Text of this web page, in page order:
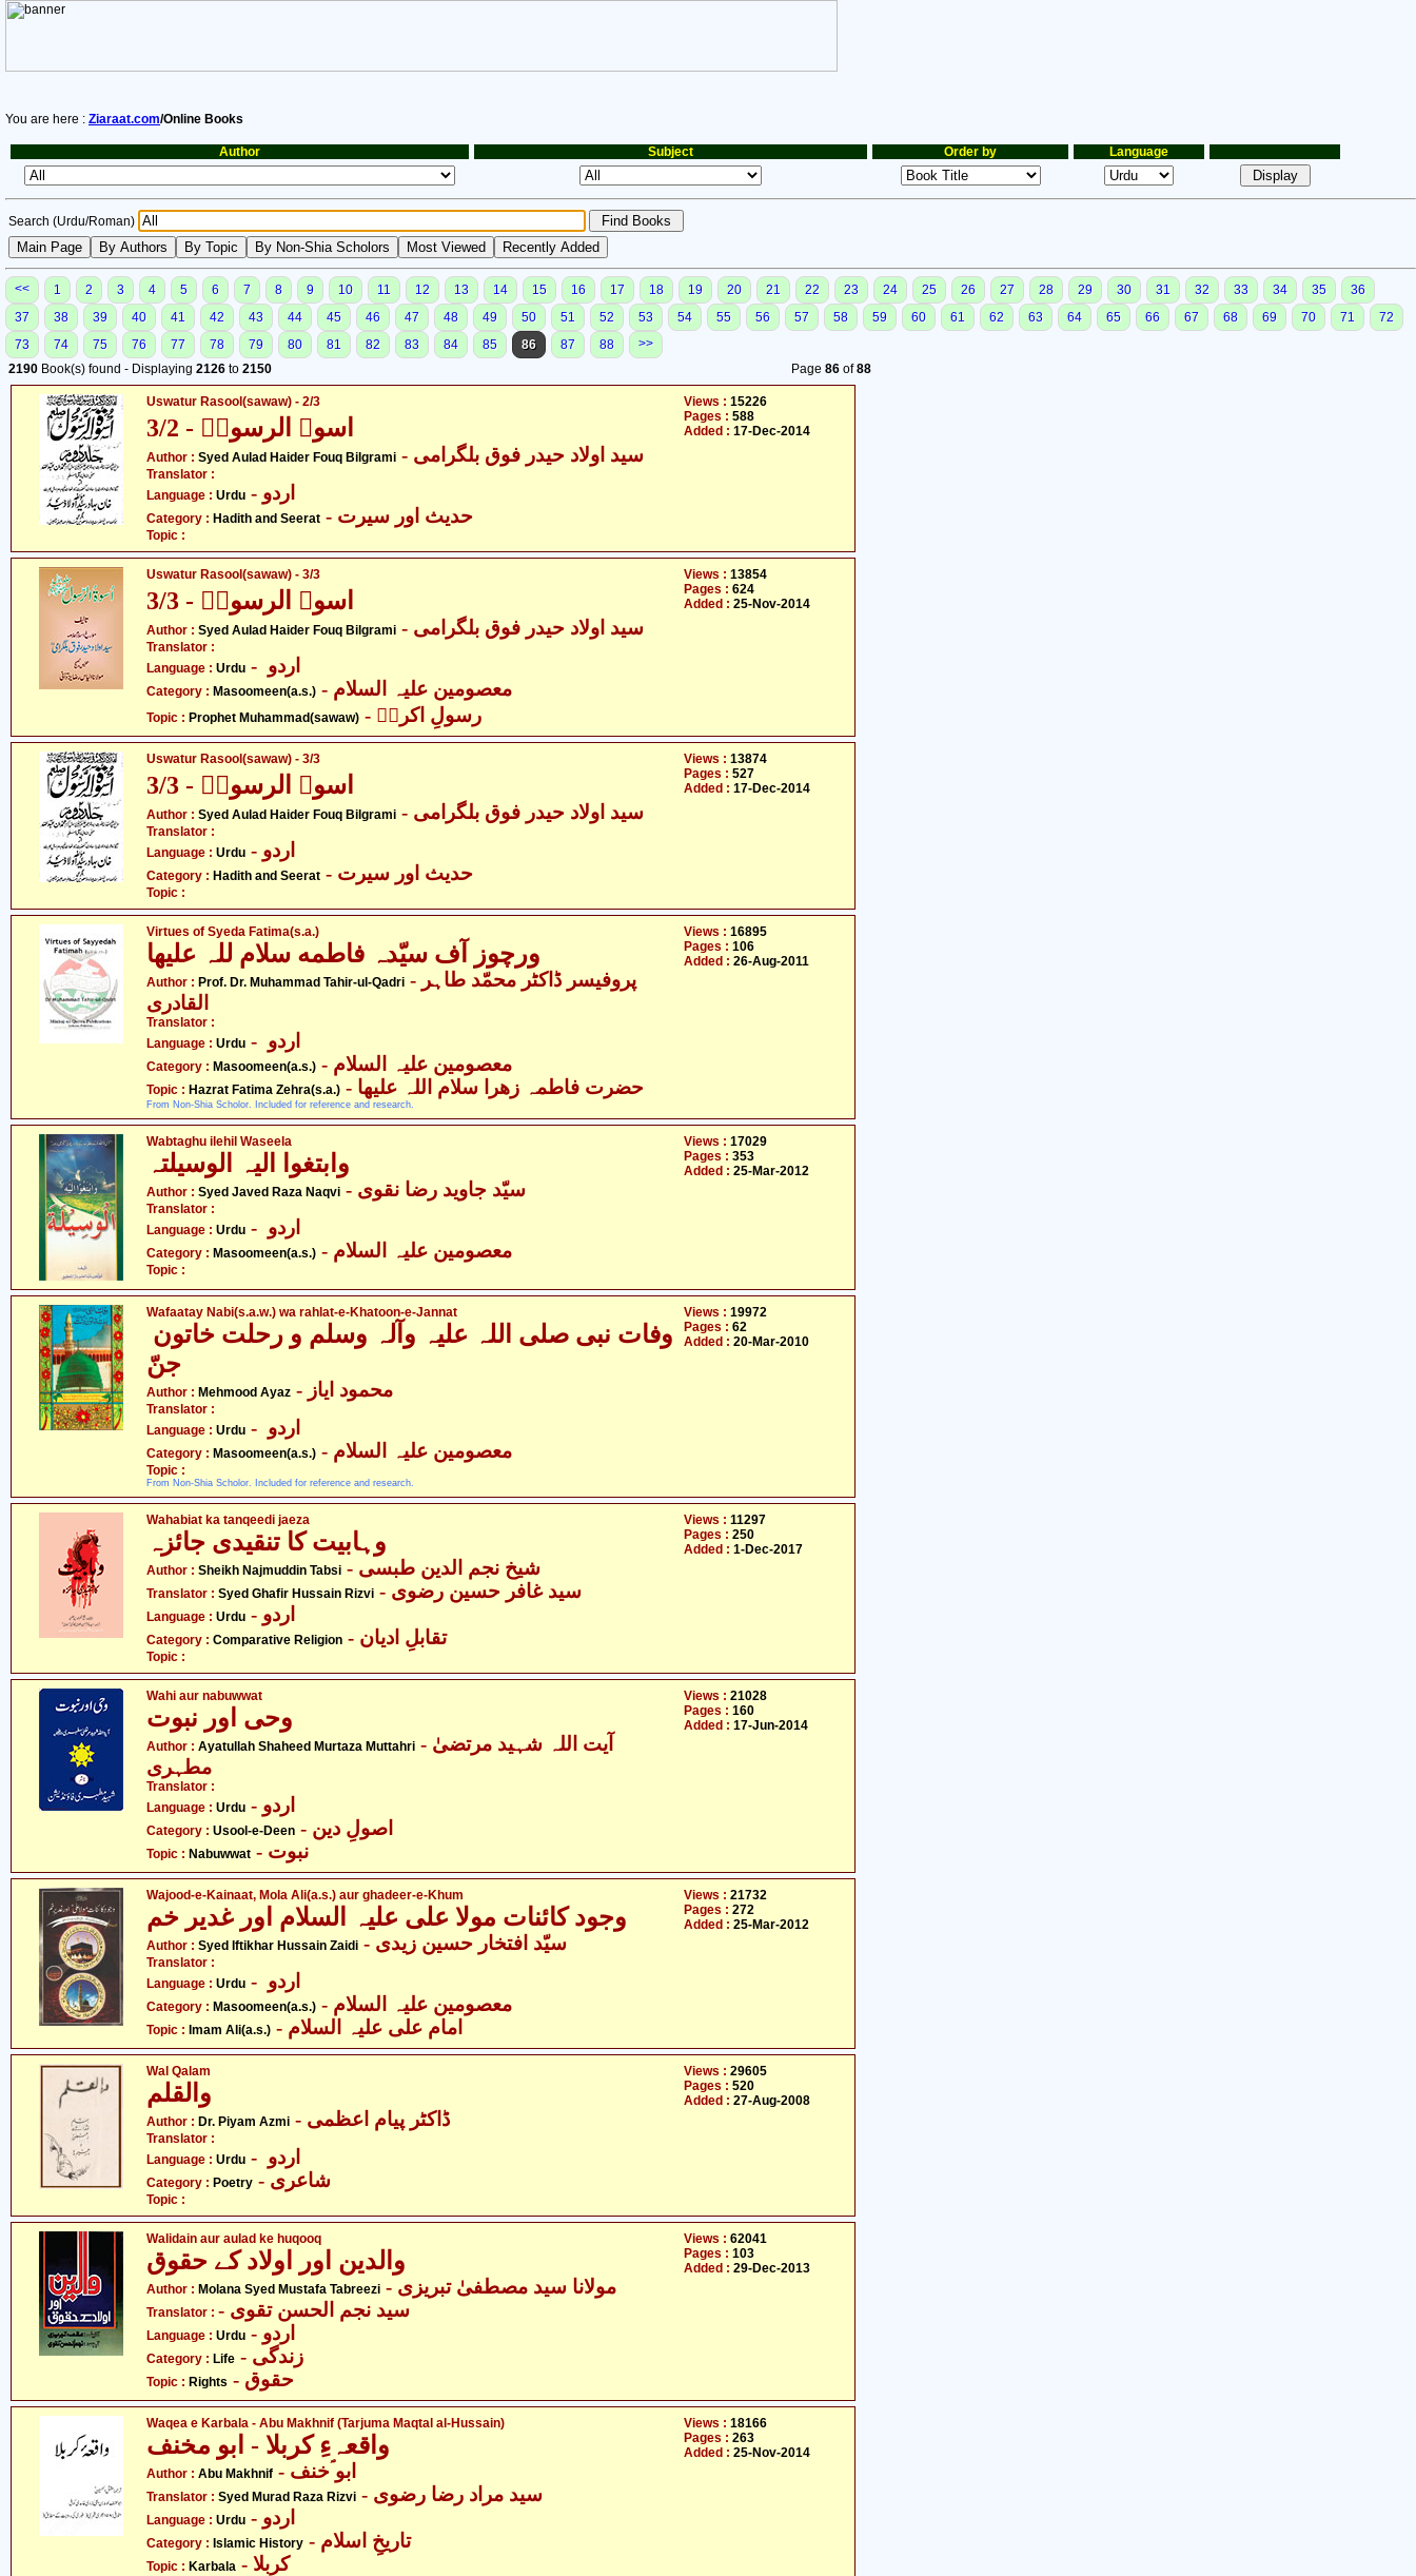
You are here : Ziaraat.com/Online Books
Author Subject Order by Language
Search (Urdu/Roman)
<< 1 2 3 4 5 6 7 8 9 10 11 12 13 14 15 16 17 18 19 20 21 22 23 24 25 26 27 28 29 30 31 32 33 34 35
36
37
38 39 40 41 42 43 44 45 46 47 48 49 50 51 52 53 54 55 56 57 58 59 60 61 62 63 64 65 66 67 68 69 70 71
72
73
74 75 76 77 78 79 80 81 82 83 84 85 86 87 88
>>
2190 Book(s) found - Displaying 2126 to 2150 Page 86of88
Uswatur Rasool(sawaw) - 2/3
اسوۃ الرسولؐ - 3/2
Author : Syed Aulad Haider Fouq Bilgrami - سید اولاد حیدر فوق بلگرامی
Translator :
Language : Urdu - اردو
Category : Hadith and Seerat - حدیث اور سیرت
Topic :
Views : 15226
Pages : 588
Added : 17-Dec-2014
Uswatur Rasool(sawaw) - 3/3
اسوۃ الرسولؐ - 3/3
Author : Syed Aulad Haider Fouq Bilgrami - سید اولاد حیدر فوق بلگرامی
Translator :
Language : Urdu
Category : Masoomeen(a.s.)
Topic : Prophet Muhammad(sawaw) - رسولِ اکرمؐ
Views : 13854
Pages : 624
Added : 25-Nov-2014
Uswatur Rasool(sawaw) - 3/3
اسوۃ الرسولؐ - 3/3
Author : Syed Aulad Haider Fouq Bilgrami - سید اولاد حیدر فوق بلگرامی
Translator :
Language : Urdu - اردو
Category : Hadith and Seerat - حدیث اور سیرت
Topic :
Views : 13874
Pages : 527
Added : 17-Dec-2014
Virtues of Syeda Fatima(s.a.)
ورچوز آف سیّدہ فاطمه سلام للہ علیھا
Author : Prof. Dr. Muhammad Tahir-ul-Qadri - پروفیسر ڈاکٹر محمّد طاہر
القادری
Translator :
Language : Urdu
Category : Masoomeen(a.s.)
Topic : Hazrat Fatima Zehra(s.a.) - حضرت فاطمہ زھرا سلام اللہ علیھا
From Non-Shia Scholor. Included for reference and research.
Views : 16895
Pages : 106
Added : 26-Aug-2011
Wabtaghu ilehil Waseela
وابتغوا الیہ الوسیلتہ
Author : Syed Javed Raza Naqvi - سیّد جاوید رضا نقوی
Translator :
Language : Urdu
Category : Masoomeen(a.s.)
Topic :
Views : 17029
Pages : 353
Added : 25-Mar-2012
Wafaatay Nabi(s.a.w.) wa rahlat-e-Khatoon-e-Jannat
جنّ
Author : Mehmood Ayaz - محمود ایاز
Translator :
Language : Urdu
Category : Masoomeen(a.s.)
Topic :
From Non-Shia Scholor. Included for reference and research.
Views : 19972
Pages : 62
Added : 20-Mar-2010
Wahabiat ka tanqeedi jaeza
وہابیت کا تنقیدی جائزہ
Author : Sheikh Najmuddin Tabsi - شیخ نجم الدین طبسی
Translator : Syed Ghafir Hussain Rizvi - سید غافر حسین رضوی
Language : Urdu - اردو
Category : Comparative Religion - تقابلِ ادیان
Topic :
Views : 11297
Pages : 250
Added : 1-Dec-2017
Wahi aur nabuwwat
وحی اور نبوت
Author : Ayatullah Shaheed Murtaza Muttahri - آیت اللہ شہید مرتضیٰ
مطہری
Translator :
Language : Urdu - اردو
Category : Usool-e-Deen - اصولِ دین
Topic : Nabuwwat - نبوت
Views : 21028
Pages : 160
Added : 17-Jun-2014
Wajood-e-Kainaat, Mola Ali(a.s.) aur ghadeer-e-Khum
وجود کائنات مولا علی علیہ السلام اور غدیر خم
Author : Syed Iftikhar Hussain Zaidi - سیّد افتخار حسین زیدی
Translator :
Language : Urdu
Category : Masoomeen(a.s.)
Topic : Imam Ali(a.s.) - امام علی علیہ السلام
Views : 21732
Pages : 272
Added : 25-Mar-2012
Wal Qalam
Author : Dr. Piyam Azmi - ڈاکٹر پیام اعظمی
Translator :
Language : Urdu
Category : Poetry - شاعری
Topic :
Views : 29605
Pages : 520
Added : 27-Aug-2008
Walidain aur aulad ke huqooq
والدین اور اولاد کے حقوق
Author : Molana Syed Mustafa Tabreezi - مولانا سید مصطفیٰ تبریزی
Translator : - سید نجم الحسن تقوی
Language : Urdu - اردو
Category : Life - زندگی
Topic : Rights - حقوق
Views : 62041
Pages : 103
Added : 29-Dec-2013
Waqea e Karbala - Abu Makhnif (Tarjuma Maqtal al-Hussain)
واقعہءِ کربلا - ابو مخنف
Author : Abu Makhnif - ابو ؐخنف
Translator : Syed Murad Raza Rizvi - سید مراد رضا رضوی
Language : Urdu - اردو
Category : Islamic History - تاریخِ اسلام
Topic : Karbala - کربلا
Views : 18166
Pages : 263
Added : 25-Nov-2014